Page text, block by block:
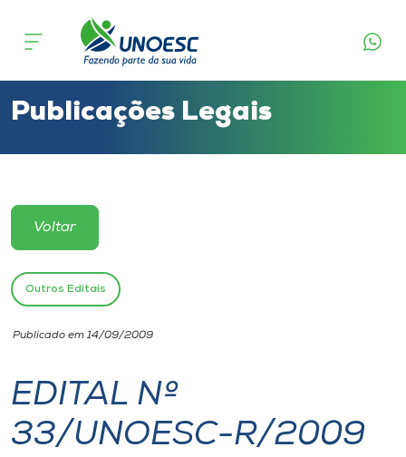
Cursos
Atendimento ao Estudante
Portal de Ensino
Unoesc
Internacionalização
I.nova
Publicações Legais
Voltar
Outros Editais
Publicado em 14/09/2009
EDITAL Nº
33/UNOESC-R/2009